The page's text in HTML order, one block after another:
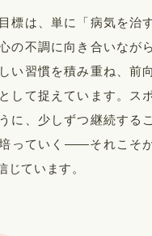
標は、単に「病気を治
の不調に向き合いなが
い習慣を積み重ね、前
して捉えています。ス
に、少しずつ継続する
っていく——それこそ
じています。